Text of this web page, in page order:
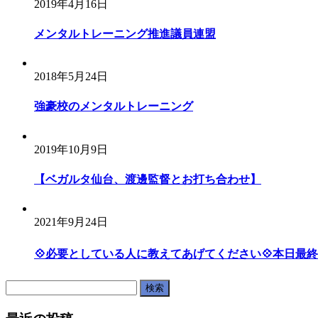
2019年4月16日
メンタルトレーニング推進議員連盟
2018年5月24日
強豪校のメンタルトレーニング
2019年10月9日
【ベガルタ仙台、渡邊監督とお打ち合わせ】
2021年9月24日
💠必要としている人に教えてあげてください💠本日最終